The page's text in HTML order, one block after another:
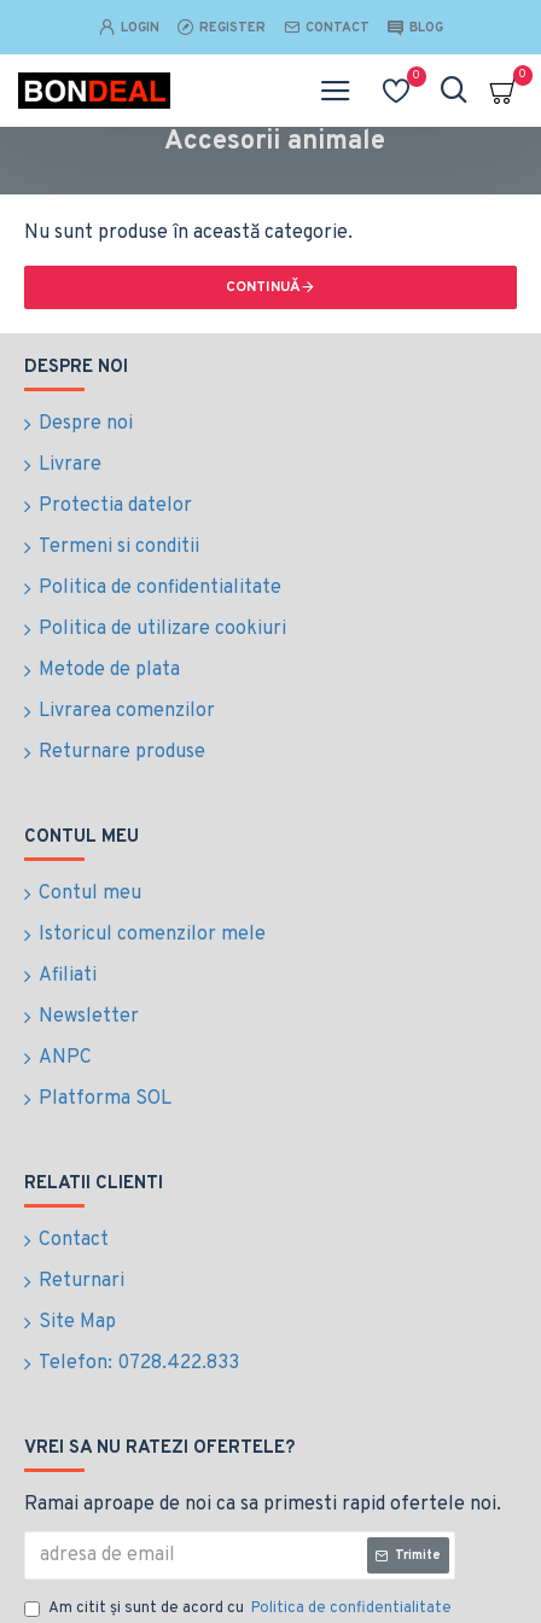
LOGIN REGISTER CONTACT BLOG
0 0
Accesorii animale
Nu sunt produse în această categorie.
CONTINUĂ
DESPRE NOI
Despre noi
Livrare
Protectia datelor
Termeni si conditii
Politica de confidentialitate
Politica de utilizare cookiuri
Metode de plata
Livrarea comenzilor
Returnare produse
CONTUL MEU
Contul meu
Istoricul comenzilor mele
Afiliati
Newsletter
ANPC
Platforma SOL
RELATII CLIENTI
Contact
Returnari
Site Map
Telefon: 0728.422.833
VREI SA NU RATEZI OFERTELE?
Ramai aproape de noi ca sa primesti rapid ofertele noi.
Trimite
Am citit şi sunt de acord cu Politica de confidentialitate